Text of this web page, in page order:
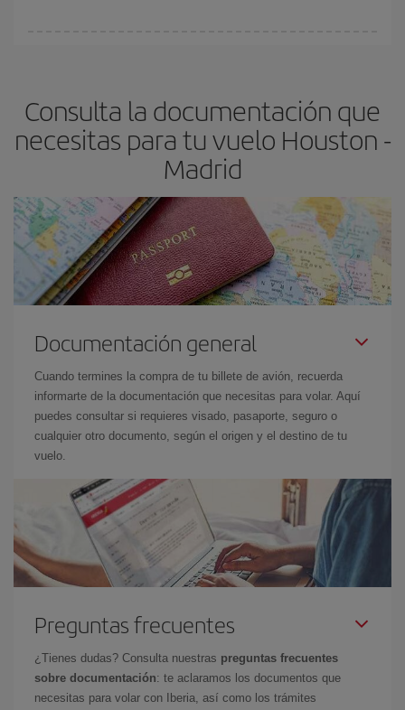
avión más baratos te saldrán. Además, si buscas los vuelos con
las fechas y los horarios del viaje un poco abiertos, podráselegir
el precio más barato.
Consulta la documentación que
necesitas para tu vuelo Houston -
Madrid
Documentación general
Cuando termines la compra de tu billete de avión, recuerda
informarte de la documentación que necesitas para volar. Aquí
puedes consultar si requieres visado, pasaporte, seguro o
cualquier otro documento, según el origen y el destino de tu
vuelo.
Preguntas frecuentes
¿Tienes dudas? Consulta nuestras preguntas frecuentes
sobre documentación: te aclaramos los documentos que
necesitas para volar con Iberia, así como los trámites